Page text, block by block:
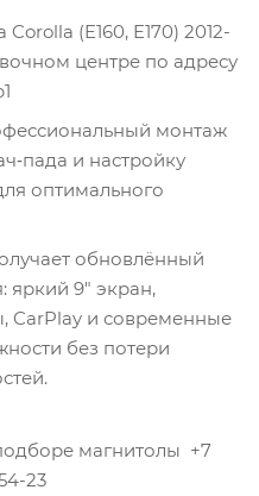
(E160, E170) 2012-
центре по адресу
монтаж
и настройку
оптимального
обновлённый
яркий 9" экран,
CarPlay и современные
без потери
магнитолы +7
23